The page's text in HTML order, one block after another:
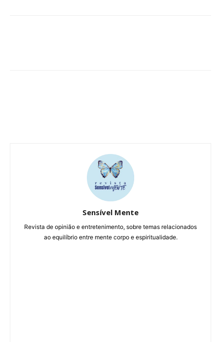
Sensível Mente
Revista de opinião e entretenimento, sobre temas relacionados
ao equilíbrio entre mente corpo e espiritualidade.